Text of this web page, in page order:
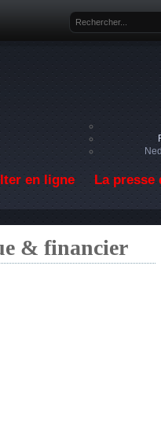
en ligne La presse
& financier